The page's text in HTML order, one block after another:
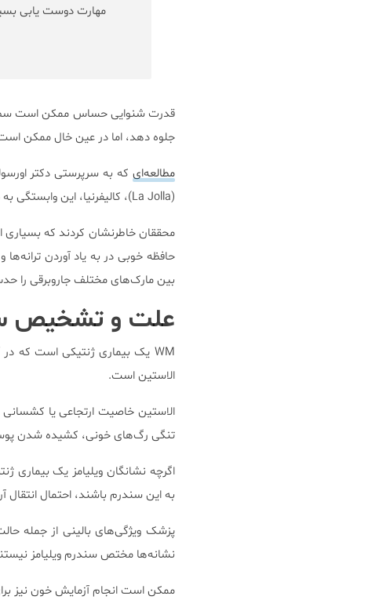
مهارت دوست یابی
قدرت شنوایی حساس ممکن است سطح
جلوه دهد، اما در عین خال ممکن
مطالعه‌ای
(La Jolla)، کالیفرنیا، این وابستگی به موسیقی را مورد بررسی قرار داده است.
محققان خاطرنشان كردند كه بسياری
حافظه خوبی در به یاد آوردن
بین مارک‌های مختلف جاروبرقی را
علت و تشخیص
الاستین است.
الاستین خاصیت ارتجاعی یا
تنگی رگ‌های خونی، کشیده شدن
اگرچه نشانگان ویلیامز یک بیماری
به این سندرم باشند، احتمال انتقال آن به کودک ۵۰
پزشک ویژگی‌های بالینی از جمله
نشانه‌ها مختص سندرم ویلیامز
ممکن است انجام آزمایش خون نیز